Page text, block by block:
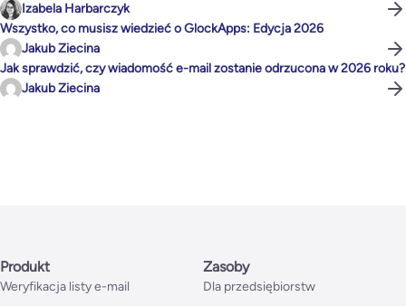
Izabela Harbarczyk
Wszystko, co musisz wiedzieć o GlockApps: Edycja 2026
Jakub Ziecina
Jak sprawdzić, czy wiadomość e-mail zostanie odrzucona w 2026 roku?
Jakub Ziecina
Produkt
Weryfikacja listy e-mail
Zasoby
Dla przedsiębiorstw